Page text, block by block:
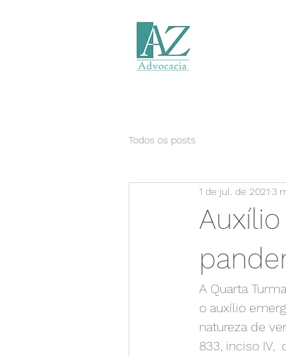
Todos os posts
1 de jul. de 2021 3
A Quarta
o auxílio
natureza de
833, inciso IV,